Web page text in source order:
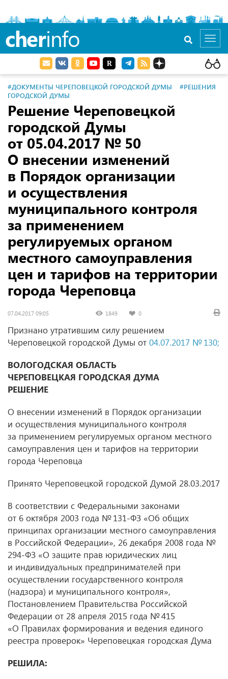
cherinfo
#ДОКУМЕНТЫ ЧЕРЕПОВЕЦКОЙ ГОРОДСКОЙ ДУМЫ
#РЕШЕНИЯ
ГОРОДСКОЙ ДУМЫ
Решение Череповецкой
городской Думы
от 05.04.2017 № 50
О внесении изменений
в Порядок организации
и осуществления
муниципального контроля
за применением
регулируемых органом
местного самоуправления
цен и тарифов на территории
города Череповца
07.04.2017 09:05 1849 0
Признано утратившим силу решением
Череповецкой городской Думы от 04.07.2017 № 130;
ВОЛОГОДСКАЯ ОБЛАСТЬ
ЧЕРЕПОВЕЦКАЯ ГОРОДСКАЯ ДУМА
РЕШЕНИЕ
О внесении изменений в Порядок организации
и осуществления муниципального контроля
за применением регулируемых органом местного
самоуправления цен и тарифов на территории
города Череповца
Принято Череповецкой городской Думой 28.03.2017
В соответствии с Федеральными законами
от 6 октября 2003 года № 131-ФЗ «Об общих
принципах организации местного самоуправления
в Российской Федерации», 26 декабря 2008 года №
294-ФЗ «О защите прав юридических лиц
и индивидуальных предпринимателей при
осуществлении государственного контроля
(надзора) и муниципального контроля»,
Постановлением Правительства Российской
Федерации от 28 апреля 2015 года № 415
«О Правилах формирования и ведения единого
реестра проверок» Череповецкая городская Дума
РЕШИЛА: